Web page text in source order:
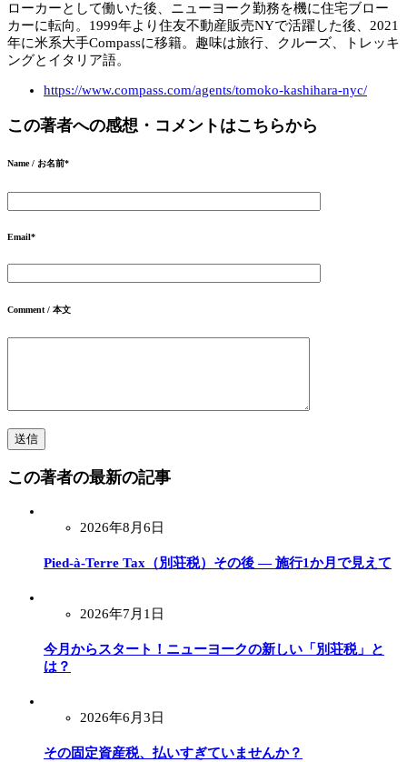
ローカーとして働いた後、ニューヨーク勤務を機に住宅ブロー
カーに転向。1999年より住友不動産販売NYで活躍した後、2021
年に米系大手Compassに移籍。趣味は旅行、クルーズ、トレッキ
ングとイタリア語。
https://www.compass.com/agents/tomoko-kashihara-nyc/
この著者への感想・コメントはこちらから
Name / お名前*
Email*
Comment / 本文
この著者の最新の記事
2026年8月6日
Pied-à-Terre Tax（別荘税）その後 ― 施行1か月で見えて
2026年7月1日
今月からスタート！ニューヨークの新しい「別荘税」と
は？
2026年6月3日
その固定資産税、払いすぎていませんか？